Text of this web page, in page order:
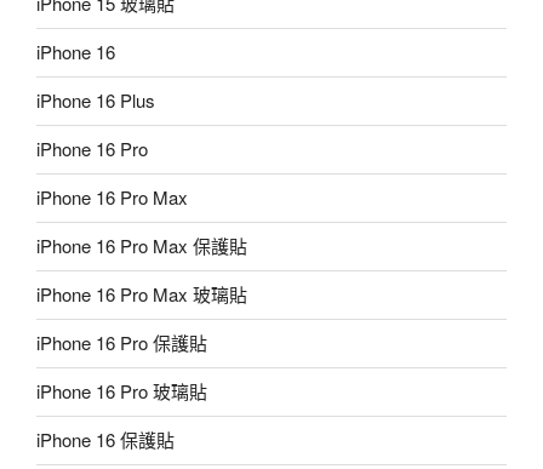
iPhone 16
iPhone 16 Plus
iPhone 16 Pro
iPhone 16 Pro Max
iPhone 16 Pro Max 保護貼
iPhone 16 Pro Max 玻璃貼
iPhone 16 Pro 保護貼
iPhone 16 Pro 玻璃貼
iPhone 16 保護貼